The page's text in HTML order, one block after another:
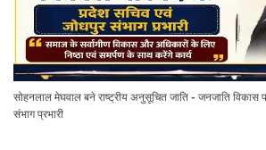
सोहनलाल मेघवाल बने राष्ट्रीय अनुसूचित जाति - जनजाति विकास
संभाग प्रभारी